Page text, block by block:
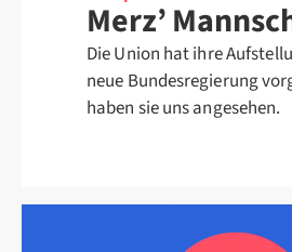
Merz’
Die Union hat ihre
neue Bundesregierung
haben sie uns angesehen.